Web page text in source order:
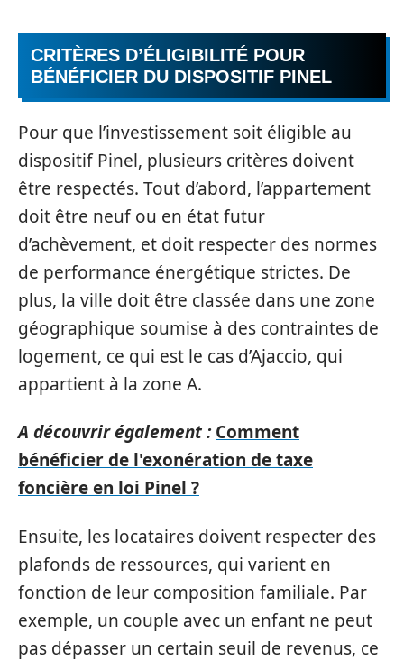
CRITÈRES D’ÉLIGIBILITÉ POUR
BÉNÉFICIER DU DISPOSITIF PINEL
Pour que l’investissement soit éligible au
dispositif Pinel, plusieurs critères doivent
être respectés. Tout d’abord, l’appartement
doit être neuf ou en état futur
d’achèvement, et doit respecter des normes
de performance énergétique strictes. De
plus, la ville doit être classée dans une zone
géographique soumise à des contraintes de
logement, ce qui est le cas d’Ajaccio, qui
appartient à la zone A.
A découvrir également : Comment
bénéficier de l'exonération de taxe
foncière en loi Pinel ?
Ensuite, les locataires doivent respecter des
plafonds de ressources, qui varient en
fonction de leur composition familiale. Par
exemple, un couple avec un enfant ne peut
pas dépasser un certain seuil de revenus, ce